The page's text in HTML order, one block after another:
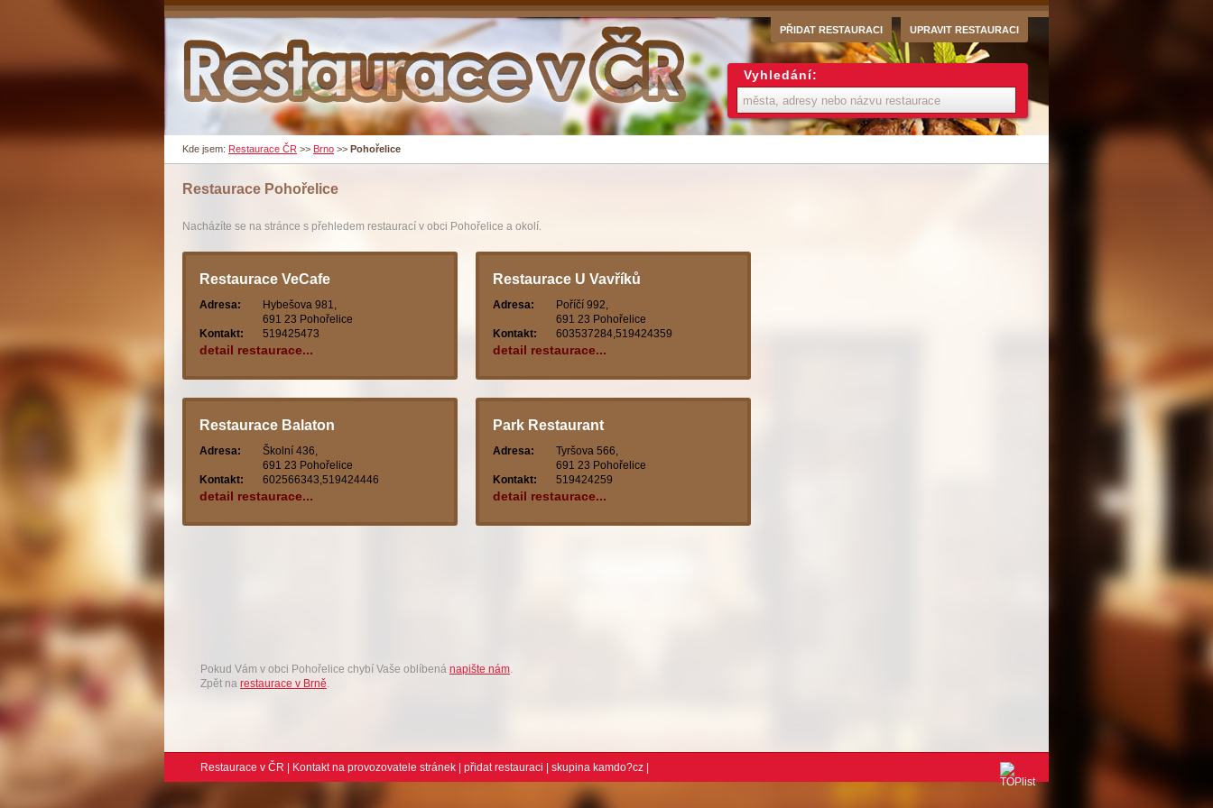
PŘIDAT RESTAURACI UPRAVIT RESTAURACI
Kde jsem: Restaurace ČR >> Brno >> Pohořelice
Restaurace Pohořelice
Nacházíte se na stránce s přehledem restaurací v obci Pohořelice a okolí.
Restaurace VeCafe
Adresa:
Hybešova 981,
691 23 Pohořelice
Kontakt:
519425473
detail restaurace...
Restaurace U Vavříků
Adresa:
Poříčí 992,
691 23 Pohořelice
Kontakt:
603537284,519424359
detail restaurace...
Restaurace Balaton
Adresa:
Školní 436,
691 23 Pohořelice
Kontakt:
602566343,519424446
detail restaurace...
Park Restaurant
Adresa:
Tyršova 566,
691 23 Pohořelice
Kontakt:
519424259
detail restaurace...
Pokud Vám v obci Pohořelice chybí Vaše oblíbená napište nám.
Zpět na restaurace v Brně.
Vyhledání:
Restaurace v ČR Kontakt na provozovatele stránek přidat restauraci | skupina kamdo?cz